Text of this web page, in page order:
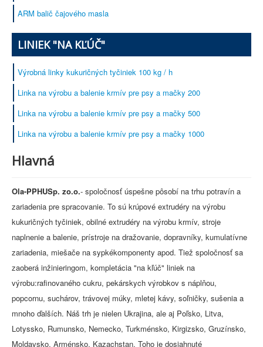
ARM balič čajového masla
LINIEK "NA KĽÚČ"
Výrobná linky kukuričných tyčiniek 100 kg / h
Linka na výrobu a balenie krmív pre psy a mačky 200
Linka na výrobu a balenie krmív pre psy a mačky 500
Linka na výrobu a balenie krmív pre psy a mačky 1000
Hlavná
Ola-PPHUSp. zo.o.- spoločnosť úspešne pôsobí na trhu potravín a
zariadenia pre spracovanie. To sú krúpové extrudéry na výrobu
kukuričných tyčiniek, obilné extrudéry na výrobu krmív, stroje
naplnenie a balenie, prístroje na dražovanie, dopravníky, kumulatívne
zariadenia, miešače na sypkékomponenty apod. Tiež spoločnosť sa
zaoberá inžinieringom, kompletácia "na kľúč" liniek na
výrobu:rafinovaného cukru, pekárskych výrobkov s náplňou,
popcornu, suchárov, trávovej múky, mletej kávy, soľničky, sušenia a
mnoho ďalších. Náš trh je nielen Ukrajina, ale aj Poľsko, Litva,
Lotyssko, Rumunsko, Nemecko, Turkménsko, Kirgizsko, Gruzínsko,
Moldavsko, Arménsko, Kazachstan. Toho je dosiahnuté